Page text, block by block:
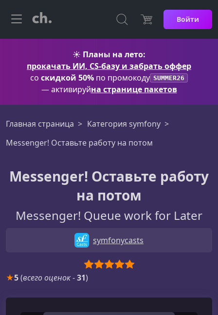
Войти
☀️ Планы на лето:
прокачать ИИ, CS-базу и забрать оффер
со скидкой 50% по промокоду SUMMER26
— активируйна странице пакетов
Главная страница
Категория symfony
Messenger! Оставьте работу на потом
Messenger! Оставьте работу
на потом
Messenger! Queue work for Later
symfonycasts
★5(всего оценок-31)